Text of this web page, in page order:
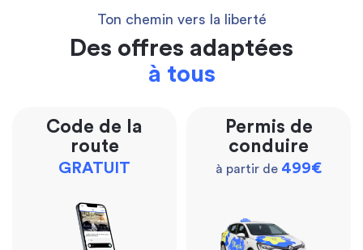
Ton chemin vers la liberté
Des offres adaptées
à tous
Code de la
route
GRATUIT
Permis de
conduire
à partir de 499€